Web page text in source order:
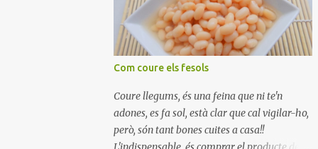
Com coure els fesols
Coure llegums, és una feina que ni te'n
adones, es fa sol, està clar que cal vigilar-ho,
però, són tant bones cuites a casa!!